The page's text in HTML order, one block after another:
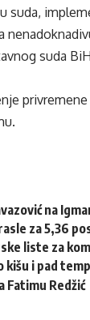
suda,
suda
na
za 5,36
liste za
kišu i pad
Fatimu Redžić